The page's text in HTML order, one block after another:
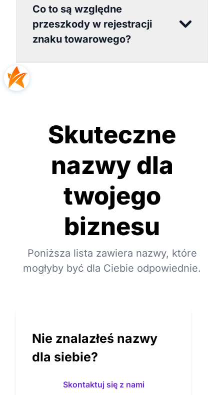
Co to są względne
przeszkody w rejestracji
znaku towarowego?
Skuteczne
nazwy dla
twojego
biznesu
Poniższa lista zawiera nazwy, które
mogłyby być dla Ciebie odpowiednie.
Nie znalazłeś nazwy
dla siebie?
Skontaktuj się z nami